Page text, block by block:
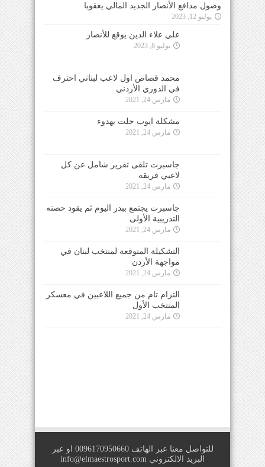
وصول مدافع الأنصار الجديد المالي يعقوبا
يوليو 12, 2023
علي علاء الدين يوقع للأنصار
يوليو 8, 2023
محمد قصاص اول لاعب لبناني احترف
في الدوري الأردني
مارس 24, 2021
مشكلة ايوب حلت بهدوء
مارس 24, 2021
جاسبرت تلقى تقرير شامل عن كل
لاعبي فريقه
مارس 24, 2021
جاسبرت يجتمع ببدر اليوم ثم يقود حصته
التدريبية الأولى
مارس 24, 2021
التشكيلة المتوقعة لمنتخب لبنان في
مواجهة الأردن
مارس 24, 2021
التزام تام من جميع اللاعبين في معسكر
المنتخب الأول
مارس 24, 2021
للتواصل معنا عبر الهاتف 0096170950660 او عبر
البريد الالكتروني info@elmaestrosport.com